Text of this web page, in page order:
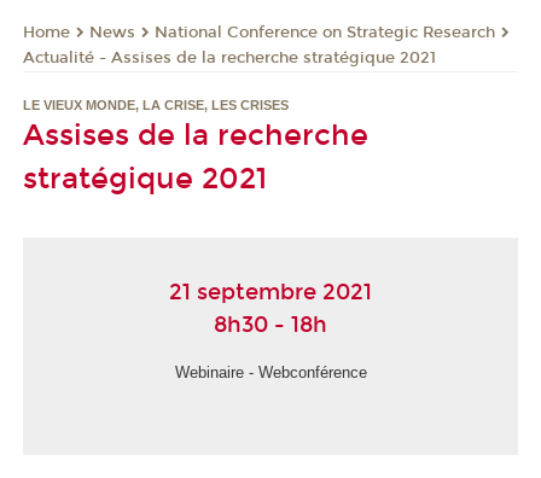
Home News
National Conference on Strategic Research
Actualité - Assises de la recherche stratégique 2021
LE VIEUX MONDE, LA CRISE, LES CRISES
Assises de la recherche
stratégique 2021
21 septembre 2021
8h30 - 18h
Webinaire - Webconférence